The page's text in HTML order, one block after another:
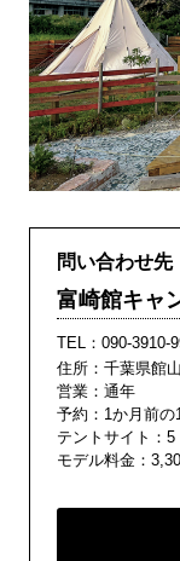
問い合わせ先
富崎館キャ
TEL： 090-3910-
住所：千葉県館
営業：通年
予約：1か月前の
テントサイト：5
モデル料金：